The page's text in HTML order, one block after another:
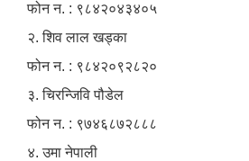
फोन न. : ९८४२०४३४०५
२. शिव लाल खड्का
फोन न. : ९८४२०९२८२०
३. चिरन्जिवि पौडेल
फोन न. : ९७४६८७२८८८
४. उमा नेपाली